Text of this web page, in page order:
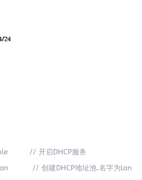
// 开启DHCP服务
// 创建DHCP地址池.名字为lan